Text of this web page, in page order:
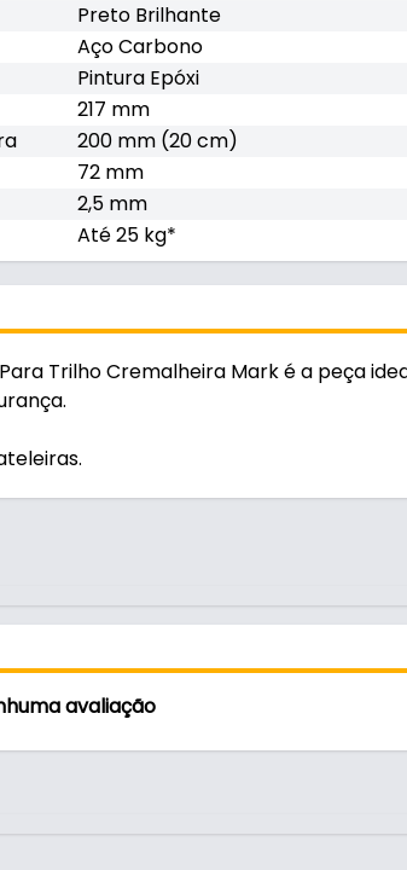
Preto Brilhante
Aço Carbono
Pintura Epóxi
217 mm
200 mm (20 cm)
72 mm
2,5 mm
Até 25 kg*
Trilho Cremalheira Mark é a peça
- (20 cm)
avaliação